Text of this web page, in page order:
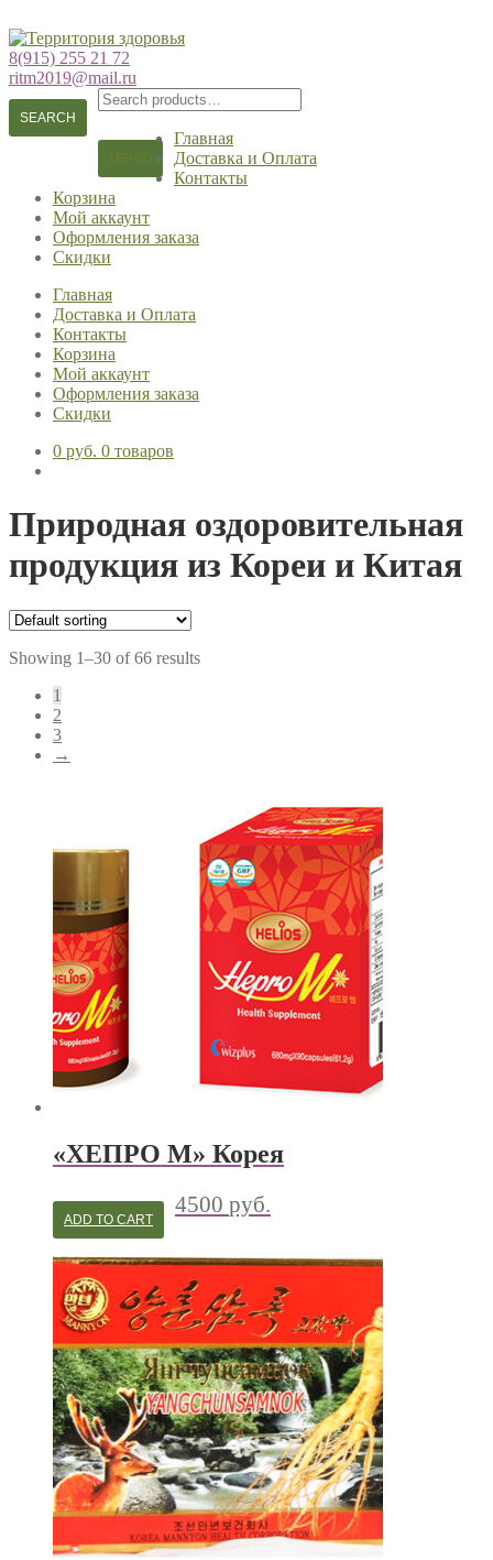
Перейти
к
навигации
Перейти
к
содержимому
8(915) 255 21 72
ritm2019@mail.ru
Search
for:
SEARCH
Главная
Доставка и Оплата
Контакты
Корзина
Мой аккаунт
Оформления заказа
Скидки
Главная
Доставка и Оплата
Контакты
Корзина
Мой аккаунт
Оформления заказа
Скидки
0 руб. 0 товаров
Природная оздоровительная
продукция из Кореи и Китая
Showing 1–30 of 66 results
1
2
3
→
«ХЕПРО М» Корея
4500 руб.
ADD TO CART